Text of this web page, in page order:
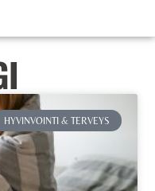
HYVINVOINTI & TERVEYS